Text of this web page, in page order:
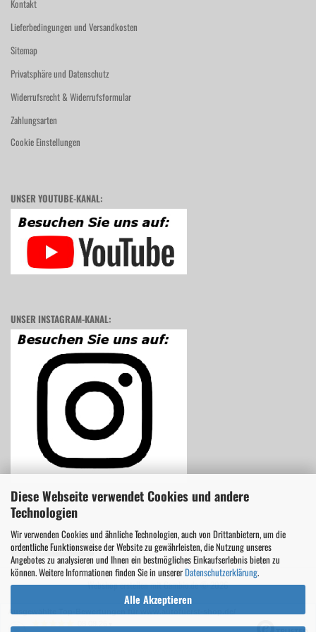
Diese Webseite verwendet Cookies und andere
Technologien
Wir verwenden Cookies und ähnliche Technologien, auch von Drittanbietern, um die
ordentliche Funktionsweise der Website zu gewährleisten, die Nutzung unseres
Angebotes zu analysieren und Ihnen ein bestmögliches Einkaufserlebnis bieten zu
können. Weitere Informationen finden Sie in unsererDatenschutzerklärung.
Alle Akzeptieren
Kontakt
Lieferbedingungen und Versandkosten
Sitemap
Privatsphäre und Datenschutz
Widerrufsrecht & Widerrufsformular
Zahlungsarten
Cookie Einstellungen
UNSER YOUTUBE-KANAL:
UNSER INSTAGRAM-KANAL:
Vertrag widerrufen
Webshop erstellenmit Gambio.de © 2026
Ausgewählte Top-Bewertungen für www.autofuerst-shop.de/